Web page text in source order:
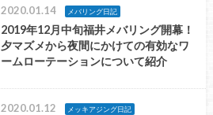
2020.01.14 メバリング日記
2019年12月中旬福井メバリング開幕！
夕マズメから夜間にかけての有効なワ
ームローテーションについて紹介
2020.01.12 メッキアジング日記